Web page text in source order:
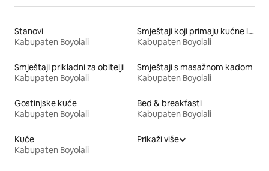
Stanovi
Kabupaten Boyolali
Smještaji koji primaju kućne ljubimce
Kabupaten Boyolali
Smještaji prikladni za obitelji
Kabupaten Boyolali
Smještaji s masažnom kadom
Kabupaten Boyolali
Gostinjske kuće
Kabupaten Boyolali
Bed & breakfasti
Kabupaten Boyolali
Kuće
Kabupaten Boyolali
Prikaži više